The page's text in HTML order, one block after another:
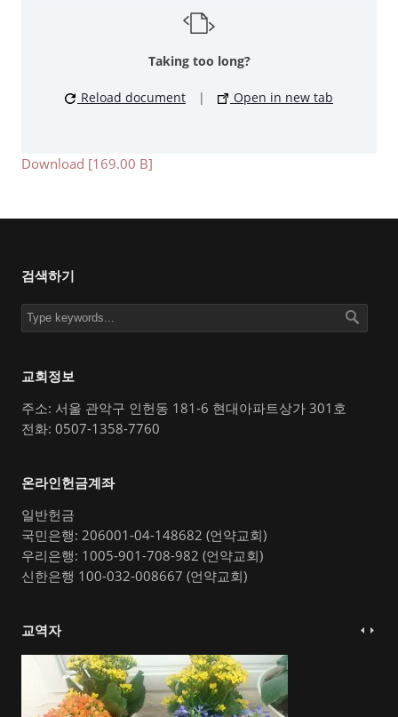
Taking too long?
Reload document | Open in new tab
Download [169.00 B]
검색하기
교회정보
주소: 서울 관악구 인헌동 181-6 현대아파트상가 301호
전화: 0507-1358-7760
온라인헌금계좌
일반헌금
국민은행: 206001-04-148682 (언약교회)
우리은행: 1005-901-708-982 (언약교회)
신한은행 100-032-008667 (언약교회)
교역자